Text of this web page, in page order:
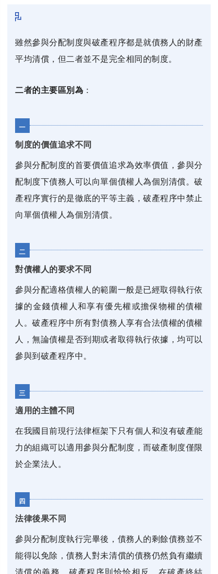
雖然參與分配制度與破產程序都是就債務人的財產
平均清償，但二者並不是完全相同的制度。
二者的主要區別為 ：
一
制度的價值追求不同
參與分配制度的首要價值追求為效率價值，參與分
配制度下債務人可以向單個債權人為個別清償。破
產程序實行的是徹底的平等主義，破產程序中禁止
向單個債權人為個別清償。
二
對債權人的要求不同
參與分配適格債權人的範圍一般是已經取得執行依
據的金錢債權人和享有優先權或擔保物權的債權
人。破產程序中所有對債務人享有合法債權的債權
人，無論債權是否到期或者取得執行依據，均可以
參與到破產程序中。
三
適用的主體不同
在我國目前現行法律框架下只有個人和沒有破產能
力的組織可以適用參與分配制度，而破產制度僅限
於企業法人。
四
法律後果不同
參與分配制度執行完畢後，債務人的剩餘債務並不
能得以免除，債務人對未清償的債務仍然負有繼續
清償的義務。破產程序則恰恰相反，在破產終結